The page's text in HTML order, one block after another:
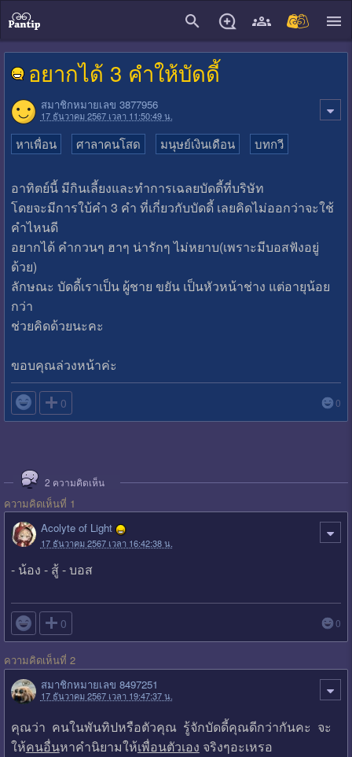
อยากได้ 3 คำให้บัดดี้
สมาชิกหมายเลข 3877956
17 ธันวาคม 2567 เวลา 11:50:49 น.
หาเพื่อน ศาลาคนโสด มนุษย์เงินเดือน บทกวี
อาทิตย์นี้ มีกินเลี้ยงและทำการเฉลยบัดดี้ที่บริษัท
โดยจะมีการใบ้คำ 3 คำ ที่เกี่ยวกับบัดดี้ เลยคิดไม่ออกว่าจะใช้
คำไหนดี
อยากได้ คำกวนๆ ฮาๆ น่ารักๆ ไม่หยาบ(เพราะมีบอสฟังอยู่
ด้วย)
ลักษณะ บัดดี้เราเป็น ผู้ชาย ขยัน เป็นหัวหน้าช่าง แต่อายุน้อย
กว่า
ช่วยคิดด้วยนะคะ
ขอบคุณล่วงหน้าค่ะ
 0 0
2 ความคิดเห็น
ความคิดเห็นที่ 1
Acolyte of Light
17 ธันวาคม 2567 เวลา 16:42:38 น.
- น้อง - สู้ - บอส
 0 0
ความคิดเห็นที่ 2
สมาชิกหมายเลข 8497251
17 ธันวาคม 2567 เวลา 19:47:37 น.
คุณว่า คนในพันทิปหรือตัวคุณ รู้จักบัดดี้คุณดีกว่ากันคะ จะ
ให้คนอื่นหาคำนิยามให้เพื่อนตัวเอง จริงๆอะเหรอ
close